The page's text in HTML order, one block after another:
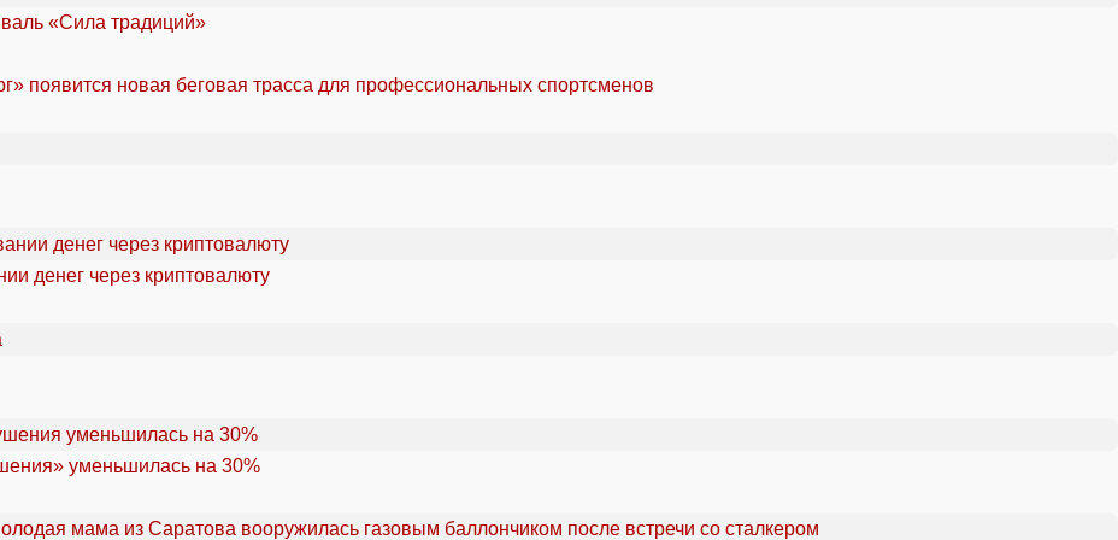
«Сила традиций»
появится новая беговая трасса для профессиональных спортсменов
денег через криптовалюту
уменьшилась на 30%